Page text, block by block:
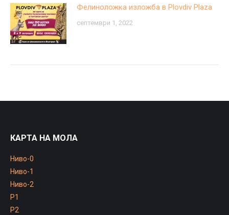
Фелиноложка изложба в Plovdiv Plaza
септември 1, 2022
КАРТА НА МОЛА
Ниво-0
Ниво-1
Ниво-2
P1
P2